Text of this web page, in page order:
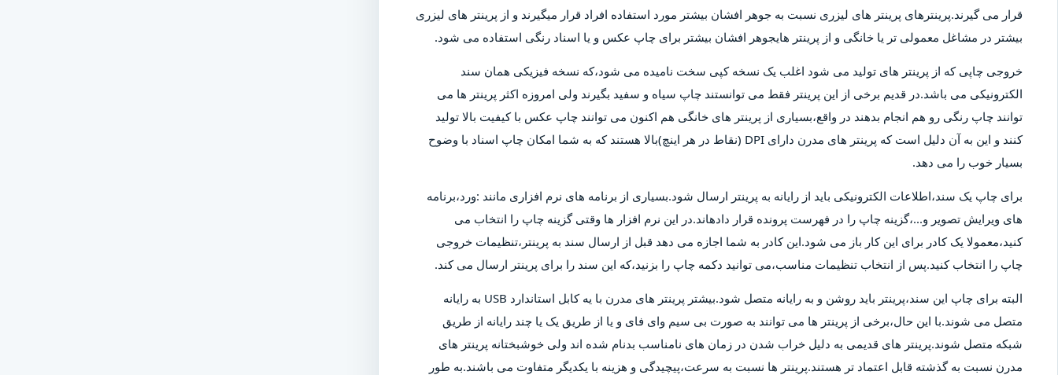
قرار می گیرند.پرینترهای پرینتر های لیزری نسبت به جوهر افشان بیشتر مورد استفاده افراد قرار میگیرند و از پرینتر های لیزری
بیشتر در مشاغل معمولی تر یا خانگی و از پرینتر هایجوهر افشان بیشتر برای چاپ عکس و یا اسناد رنگی استفاده می شود.
خروجی چاپی که از پرینتر های تولید می شود اغلب یک نسخه کپی سخت نامیده می شود،که نسخه فیزیکی همان سند
الکترونیکی می باشد.در قدیم برخی از این پرینتر فقط می توانستند چاپ سیاه و سفید بگیرند ولی امروزه اکثر پرینتر ها می
توانند چاپ رنگی رو هم انجام بدهند در واقع،بسیاری از پرینتر های خانگی هم اکنون می توانند چاپ عکس با کیفیت بالا تولید
کنند و این به آن دلیل است که پرینتر های مدرن دارای DPI (نقاط در هر اینچ)بالا هستند که به شما امکان چاپ اسناد با وضوح
بسیار خوب را می دهد.
برای چاپ یک سند،اطلاعات الکترونیکی باید از رایانه به پرینتر ارسال شود.بسیاری از برنامه های نرم افزاری مانند :ورد،برنامه
های ویرایش تصویر و...،گزینه چاپ را در فهرست پرونده قرار دادهاند.در این نرم افزار ها وقتی گزینه چاپ را انتخاب می
کنید،معمولا یک کادر برای این کار باز می شود.این کادر به شما اجازه می دهد قبل از ارسال سند به پرینتر،تنظیمات خروجی
چاپ را انتخاب کنید.پس از انتخاب تنظیمات مناسب،می توانید دکمه چاپ را بزنید،که این سند را برای پرینتر ارسال می کند.
البته برای چاپ این سند،پرینتر باید روشن و به رایانه متصل شود.بیشتر پرینتر های مدرن با یه کابل استاندارد USB به رایانه
متصل می شوند.با این حال،برخی از پرینتر ها می توانند به صورت بی سیم وای فای و یا از طریق یک یا چند رایانه از طریق
شبکه متصل شوند.پرینتر های قدیمی به دلیل خراب شدن در زمان های نامناسب بدنام شده اند ولی خوشبختانه پرینتر های
مدرن نسبت به گذشته قابل اعتماد تر هستند.پرینتر ها نسبت به سرعت،پیچیدگی و هزینه با یکدیگر متفاوت می باشند.به طور